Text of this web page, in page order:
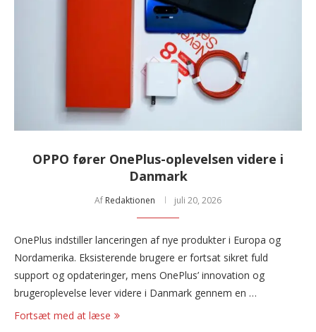
OPPO fører OnePlus-oplevelsen videre i
Danmark
Af Redaktionen juli 20, 2026
OnePlus indstiller lanceringen af nye produkter i Europa og
Nordamerika. Eksisterende brugere er fortsat sikret fuld
support og opdateringer, mens OnePlus’ innovation og
brugeroplevelse lever videre i Danmark gennem en …
Fortsæt med at læse